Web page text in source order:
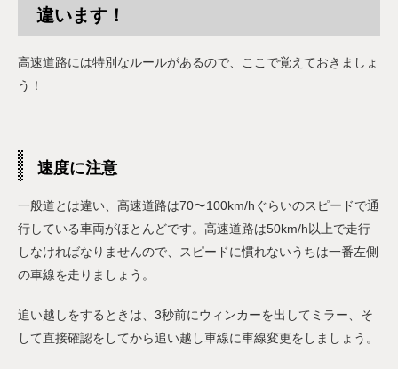
違います！
高速道路には特別なルールがあるので、ここで覚えておきましょ
う！
速度に注意
一般道とは違い、高速道路は70〜100km/hぐらいのスピードで通
行している車両がほとんどです。高速道路は50km/h以上で走行
しなければなりませんので、スピードに慣れないうちは一番左側
の車線を走りましょう。
追い越しをするときは、3秒前にウィンカーを出してミラー、そ
して直接確認をしてから追い越し車線に車線変更をしましょう。